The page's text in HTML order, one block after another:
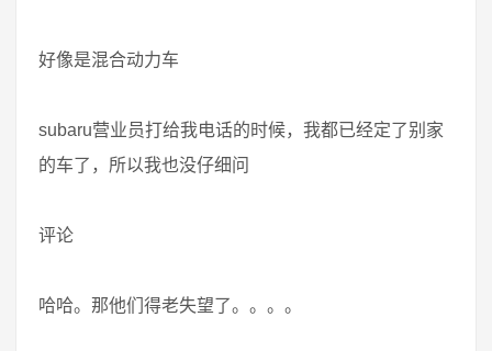
好像是混合动力车
subaru营业员打给我电话的时候，我都已经定了别家
的车了，所以我也没仔细问
评论
哈哈。那他们得老失望了。。。。